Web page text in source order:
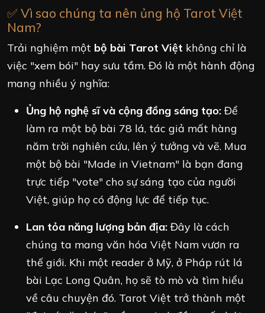
✅ Vì sao chúng ta nên ủng hộ Tarot Việt
Nam?
Trải nghiệm một bộ bài Tarot Việt không chỉ là
việc "xem bói" hay sưu tầm. Đó là một hành động
mang nhiều ý nghĩa:
Ủng hộ nghệ sĩ và cộng đồng sáng tạo: Để
làm ra một bộ bài 78 lá, tác giả mất hàng
năm trời nghiên cứu, lên ý tưởng và vẽ. Mua
một bộ bài "Made in Vietnam" là bạn đang
trực tiếp "vote" cho sự sáng tạo của người
Việt, giúp họ có động lực để tiếp tục.
Lan tỏa năng lượng bản địa: Đây là cách
chúng ta mang văn hóa Việt Nam vươn ra
thế giới. Khi một reader ở Mỹ, ở Pháp rút lá
bài Lạc Long Quân, họ sẽ tò mò và tìm hiểu
về câu chuyện đó. Tarot Việt trở thành một